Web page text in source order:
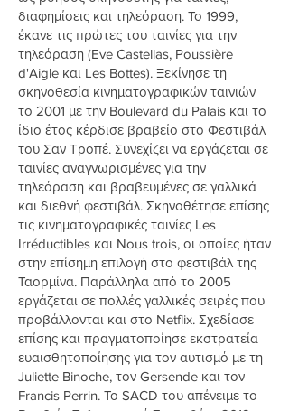
διαφημίσεις και τηλεόραση. Το 1999,
έκανε τις πρώτες του ταινίες για την
τηλεόραση (Eve Castellas, Poussière
d'Aigle και Les Bottes). Ξεκίνησε τη
σκηνοθεσία κινηματογραφικών ταινιών
το 2001 με την Boulevard du Palais και το
ίδιο έτος κέρδισε βραβείο στο Φεστιβάλ
του Σαν Τροπέ. Συνεχίζει να εργάζεται σε
ταινίες αναγνωρισμένες για την
τηλεόραση και βραβευμένες σε γαλλικά
και διεθνή φεστιβάλ. Σκηνοθέτησε επίσης
τις κινηματογραφικές ταινίες Les
Irréductibles και Nous trois, οι οποίες ήταν
στην επίσημη επιλογή στο φεστιβάλ της
Ταορμίνα. Παράλληλα από το 2005
εργάζεται σε πολλές γαλλικές σειρές που
προβάλλονται και στο Netflix. Σχεδίασε
επίσης και πραγματοποίησε εκστρατεία
ευαισθητοποίησης για τον αυτισμό με τη
Juliette Binoche, τον Gersende και τον
Francis Perrin. Το SACD του απένειμε το